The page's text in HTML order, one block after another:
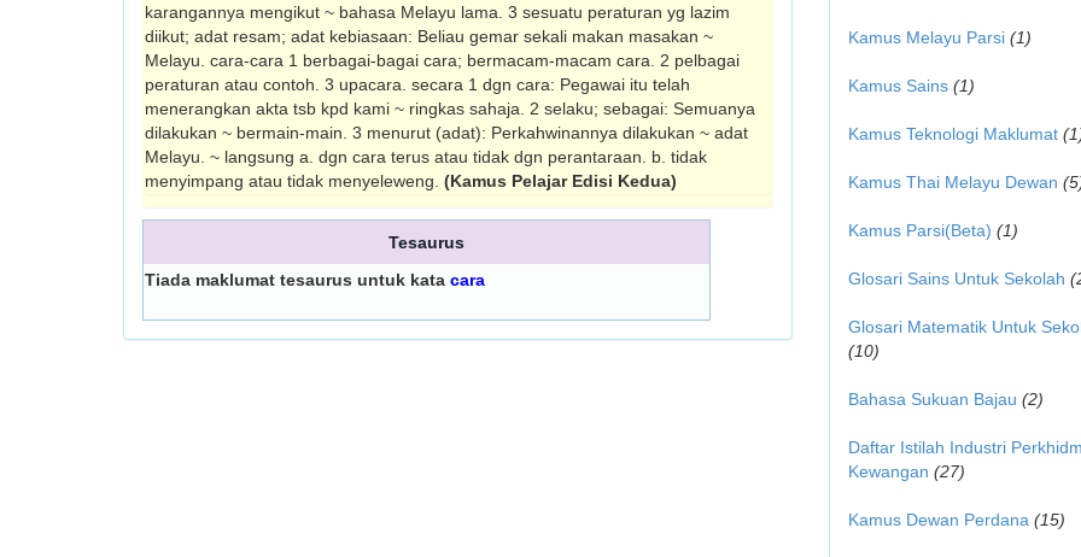
karangannya mengikut ~ bahasa Melayu lama. 3 sesuatu peraturan yg lazim
diikut; adat resam; adat kebiasaan: Beliau gemar sekali makan masakan ~
Melayu. cara-cara 1 berbagai-bagai cara; bermacam-macam cara. 2 pelbagai
peraturan atau contoh. 3 upacara. secara 1 dgn cara: Pegawai itu telah
menerangkan akta tsb kpd kami ~ ringkas sahaja. 2 selaku; sebagai: Semuanya
dilakukan ~ bermain-main. 3 menurut (adat): Perkahwinannya dilakukan ~ adat
Melayu. ~ langsung a. dgn cara terus atau tidak dgn perantara­an. b. tidak
menyimpang atau tidak menyeleweng. (Kamus Pelajar Edisi Kedua)
Tesaurus
Tiada maklumat tesaurus untuk kata cara
Kamus Melayu Parsi (1)
Kamus Sains (1)
Kamus Teknologi Maklumat
Kamus Thai Melayu Dewan
Kamus Parsi(Beta) (1)
Glosari Sains Untuk Sekolah
Glosari Matematik Untuk
(10)
Bahasa Sukuan Bajau (2)
Daftar Istilah Industri
Kewangan (27)
Kamus Dewan Perdana (15)